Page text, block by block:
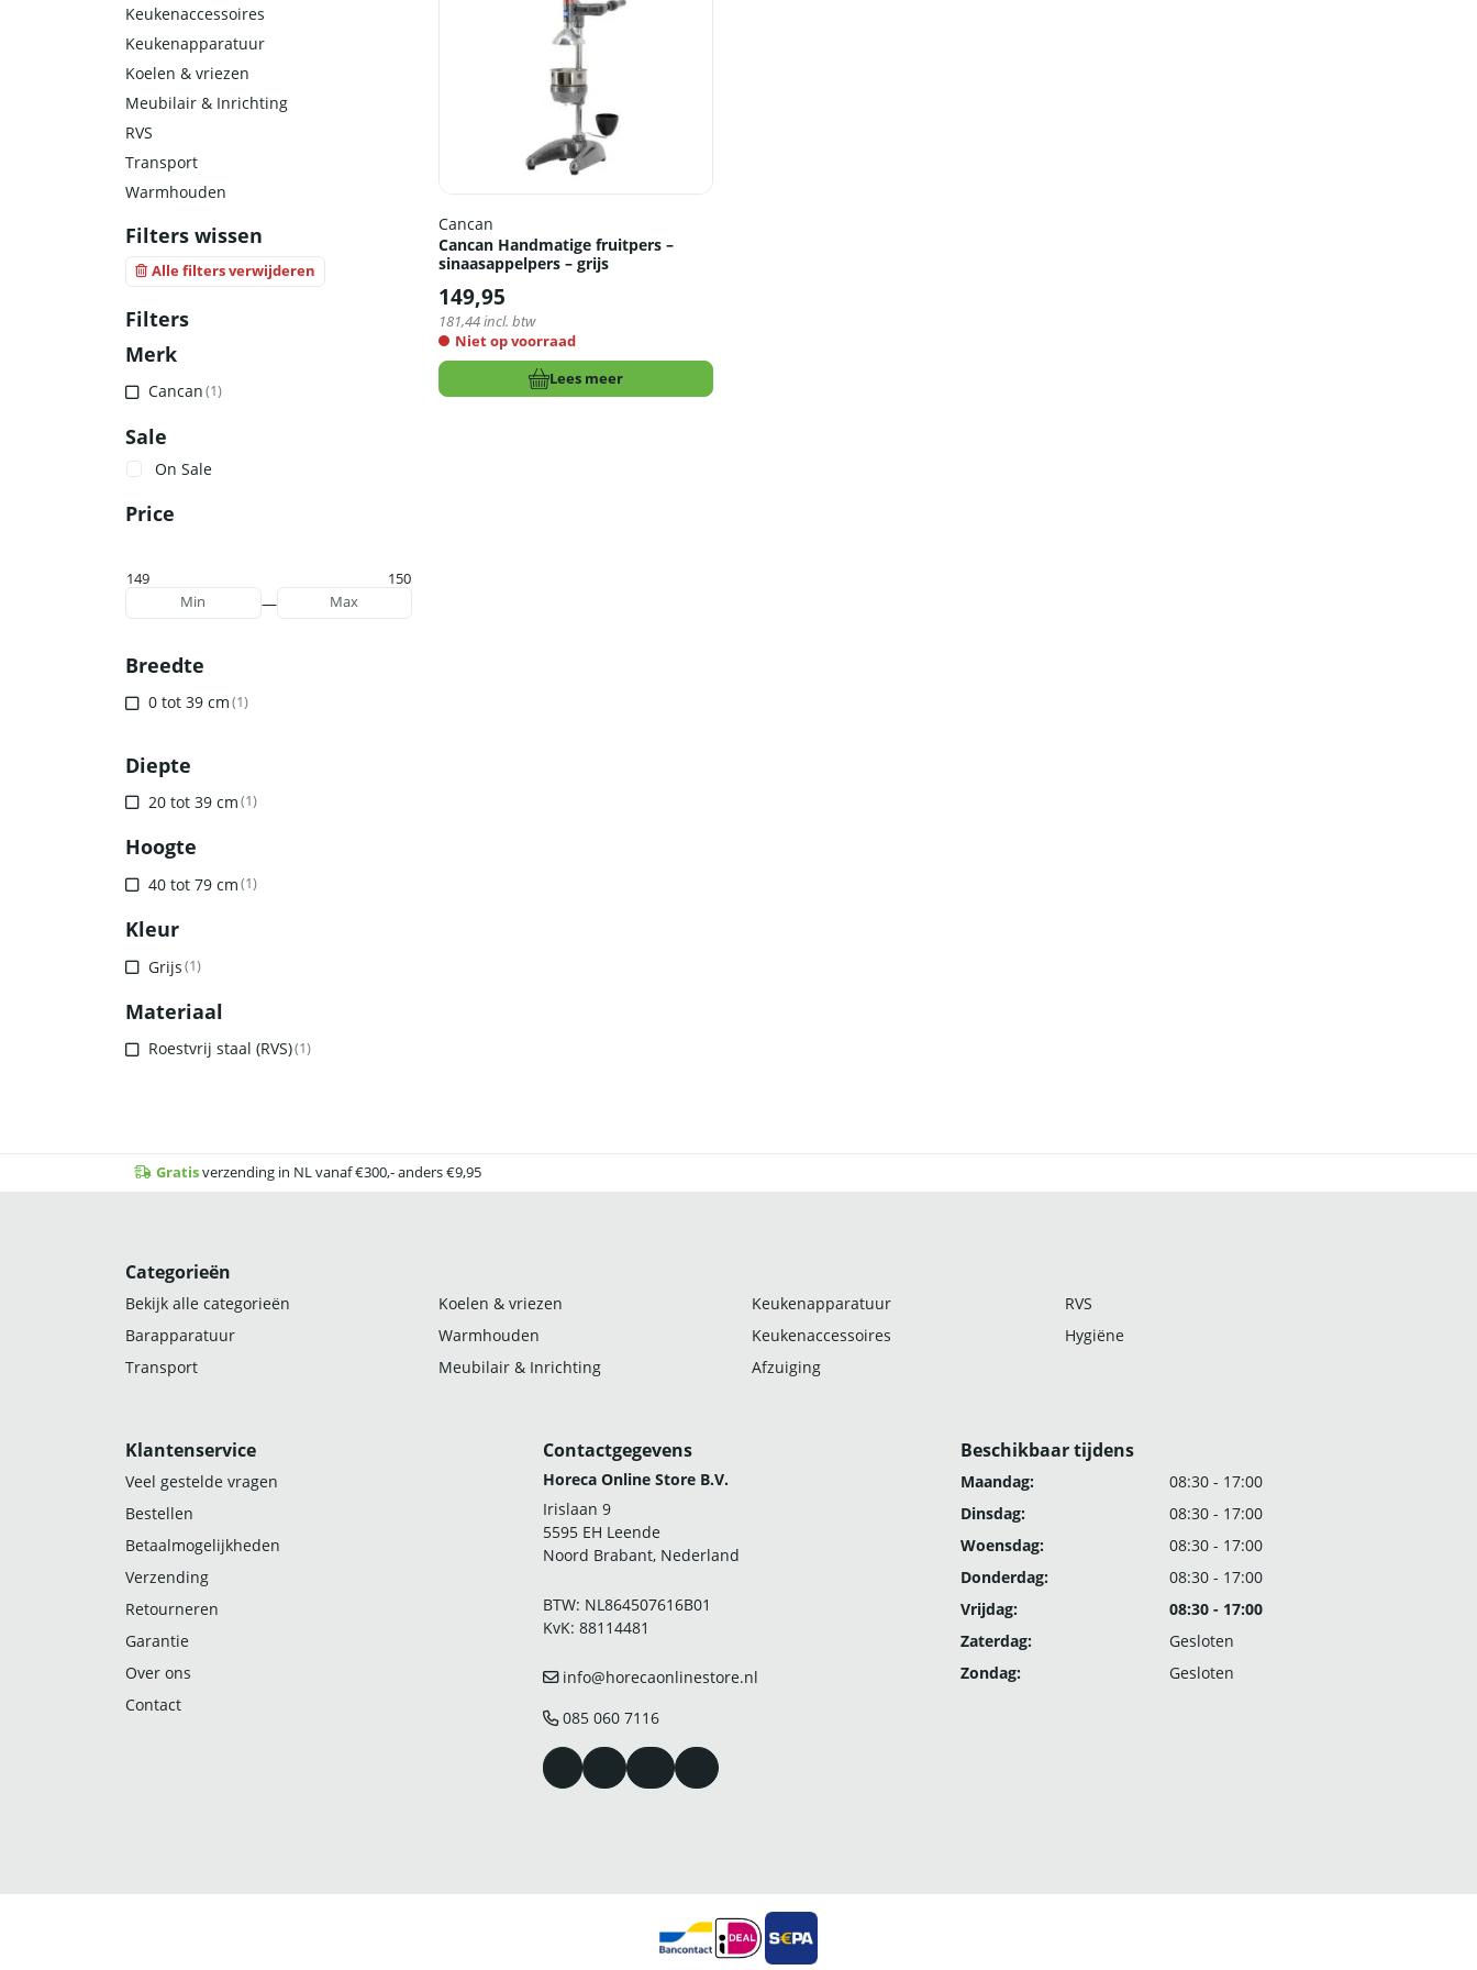
Keukenaccessoires
Keukenapparatuur
Koelen & vriezen
Meubilair & Inrichting
RVS
Transport
Warmhouden
Filters wissen
Alle filters verwijderen
Filters
Merk
Cancan(1)
Sale
On Sale
Price
—
149 150
Breedte
0 tot 39 cm(1)
Diepte
20 tot 39 cm(1)
Hoogte
40 tot 79 cm(1)
Kleur
Grijs(1)
Materiaal
Roestvrij staal (RVS)(1)
Cancan
Cancan Handmatige fruitpers –
sinaasappelpers – grijs
149,95
181,44incl. btw
Niet op voorraad
Lees meer
Gratisverzending in NL vanaf €300,- anders €9,95
Categorieën
Bekijk alle categorieën Koelen & vriezen Keukenapparatuur
RVS
Barapparatuur
Warmhouden Keukenaccessoires
Hygiëne
Transport
Meubilair & Inrichting Afzuiging
Klantenservice
Veel gestelde vragen
Bestellen
Betaalmogelijkheden
Verzending
Retourneren
Garantie
Over ons
Contact
Contactgegevens
Horeca Online Store B.V.
Irislaan 9
5595 EH Leende
Noord Brabant, Nederland
BTW: NL864507616B01
KvK: 88114481
info@horecaonlinestore.nl
085 060 7116
Beschikbaar tijdens
Maandag:
08:30 - 17:00
Dinsdag:
08:30 - 17:00
Woensdag:
08:30 - 17:00
Donderdag:
08:30 - 17:00
Vrijdag:
08:30 - 17:00
Zaterdag:
Gesloten
Zondag:
Gesloten